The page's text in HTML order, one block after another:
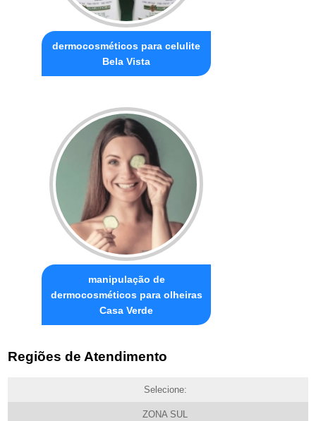
dermocosméticos para celulite
Bela Vista
manipulação de
dermocosméticos para olheiras
Casa Verde
Regiões de Atendimento
Selecione:
ZONA SUL